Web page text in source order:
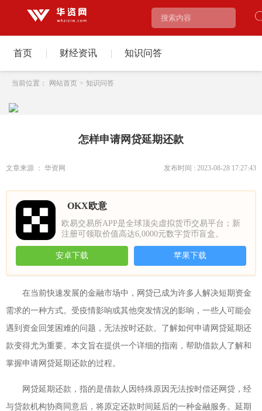
首页 | 财经资讯 | 知识问答
当前位置： 网站首页 > 知识问答
怎样申请网贷延期还款
文章来源 ： 华资网 发布时间 : 2023-08-28 17:27:43
OKX欧意
欧易交易所APP是全球顶尖虚拟货币交易平台；新
注册可领取价值高达6,0000元数字货币盲盒。
安卓下载 苹果下载
在当前快速发展的金融市场中，网贷已成为许多人解决短期资金
需求的一种方式。受疫情影响或其他突发情况的影响，一些人可能会
遇到资金回笼困难的问题，无法按时还款。了解如何申请网贷延期还
款变得尤为重要。本文旨在提供一个详细的指南，帮助借款人了解和
掌握申请网贷延期还款的过程。
网贷延期还款，指的是借款人因特殊原因无法按时偿还网贷，经
与贷款机构协商同意后，将原定还款时间延后的一种金融服务。延期